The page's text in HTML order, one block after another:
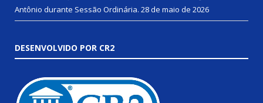
Antônio durante Sessão Ordinária. 28 de maio de 2026
DESENVOLVIDO POR CR2